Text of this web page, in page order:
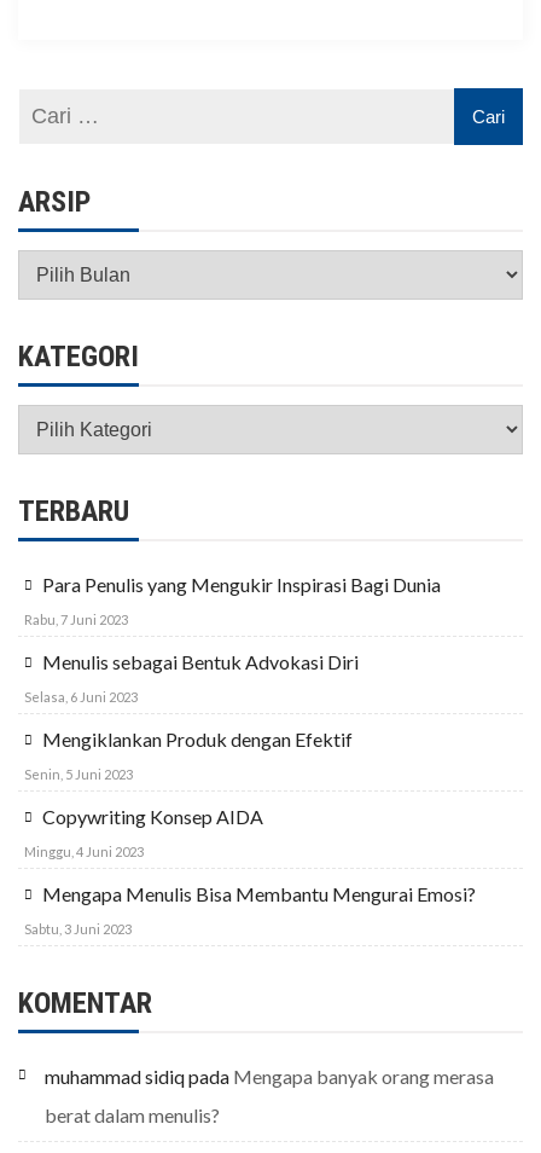
ARSIP
Arsip
KATEGORI
Kategori
TERBARU
Para Penulis yang Mengukir Inspirasi Bagi Dunia
Rabu, 7 Juni 2023
Menulis sebagai Bentuk Advokasi Diri
Selasa, 6 Juni 2023
Mengiklankan Produk dengan Efektif
Senin, 5 Juni 2023
Copywriting Konsep AIDA
Minggu, 4 Juni 2023
Mengapa Menulis Bisa Membantu Mengurai Emosi?
Sabtu, 3 Juni 2023
KOMENTAR
muhammad sidiqpada Mengapa banyak orang merasa
berat dalam menulis?